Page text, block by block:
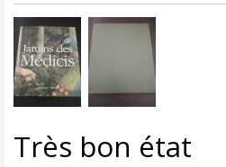
‎Très bon état‎